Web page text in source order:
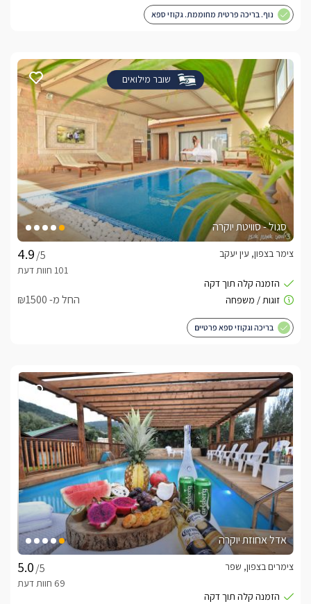
נוף. בריכה פרטית מחוממת. גקוזי ספא
שובר מילואים
סגול - סוויטת יוקרה
/5
צימר בצפון, עין יעקב
החל מ- ₪1500
בריכה וגקוזי ספא פרטיים
אדל אחוזת יוקרה
/5
צימרים בצפון, שפר